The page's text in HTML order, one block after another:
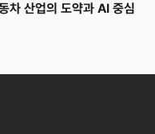
차 산업의 도약과 AI 중심